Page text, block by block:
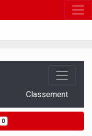
Classement
0